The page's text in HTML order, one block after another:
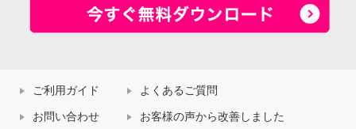
ご利用ガイド よくあるご質問
お問い合わせ お客様の声から改善しました